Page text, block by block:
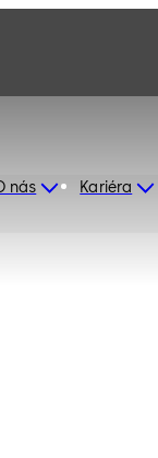
nás
Kariéra